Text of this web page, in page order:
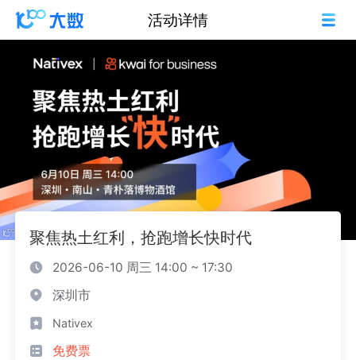
活动详情
聚焦热土红利，抢跑增长快时代
2026-06-10 周三 14:00 ~ 17:30
深圳市
Nativex
免费票